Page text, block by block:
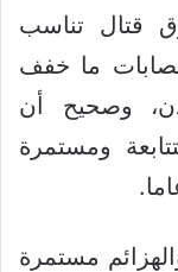
قتال تناسب
ما خفف
وصحيح أن
ومستمرة
مستمرة